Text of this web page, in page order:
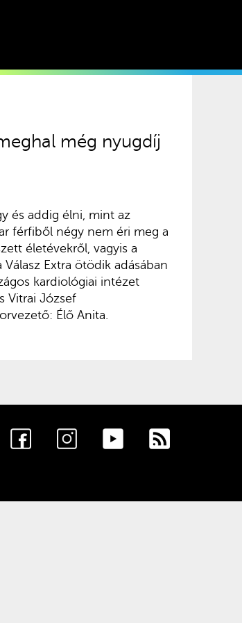
még nyugdíj
és addig élni, mint az
férfiből négy nem éri meg a
életévekről, vagyis a
Extra ötödik adásában
kardiológiai intézet
Vitrai József
Élő Anita.